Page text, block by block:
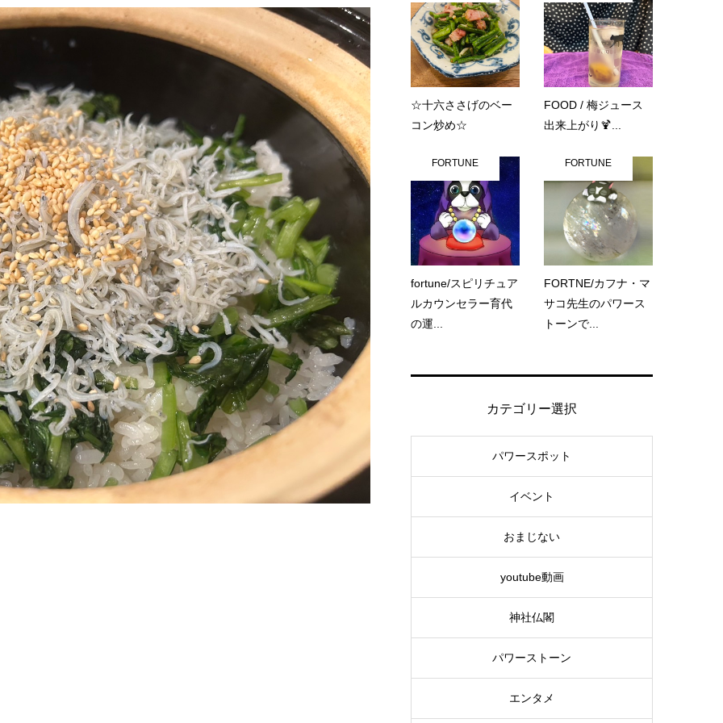
☆十六ささげのベー
コン炒め☆
FOOD / 梅ジュース
出来上がり🍹...
FORTUNE
fortune/スピリチュア
ルカウンセラー育代
の運...
FORTUNE
FORTNE/カフナ・マ
サコ先生のパワース
トーンで...
カテゴリー選択
パワースポット
イベント
おまじない
youtube動画
神社仏閣
パワーストーン
エンタメ